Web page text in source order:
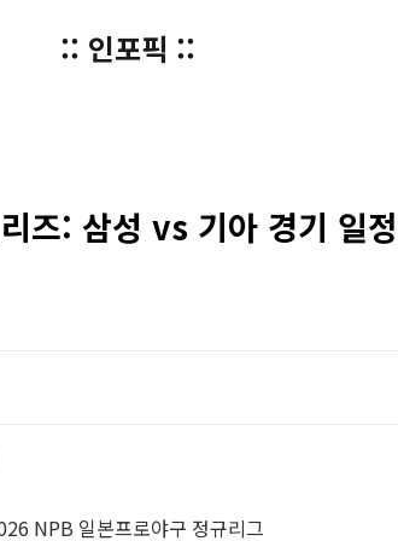
:: 인포픽 ::
즈: 삼성 vs 기아 경기 일
NPB 일본프로야구 정규리그